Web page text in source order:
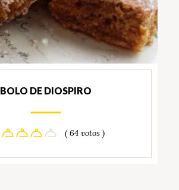
BOLO DE DIOSPIRO
( 64 votos )